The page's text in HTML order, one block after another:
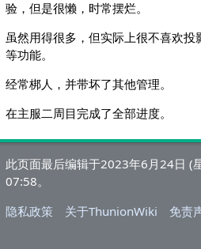
验，但是很懒，时常摆烂。
虽然用得很多，但实际上很不喜欢
等功能。
经常梆人，并带坏了其他管理。
在主服二周目完成了全部进度。
此页面最后编辑于2023年6月24日 (
07:58。
隐私政策
关于ThunionWiki 免责